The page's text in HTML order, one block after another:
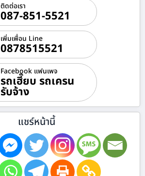
ติดต่อเรา
087-851-5521
เพิ่มเพื่อน Line
0878515521
Facebook แฟนเพจ
รถเฮี๊ยบ รถเครน
รับจ้าง
แชร์หน้านี้